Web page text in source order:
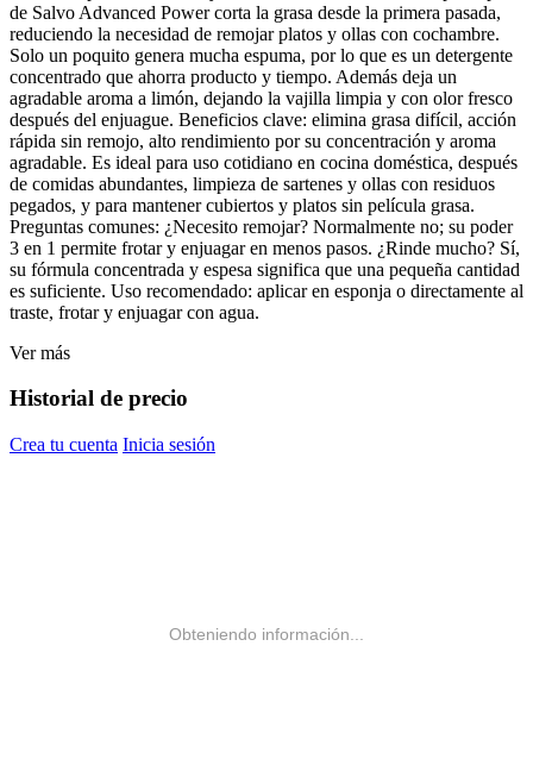
de Salvo Advanced Power corta la grasa desde la primera pasada,
reduciendo la necesidad de remojar platos y ollas con cochambre.
Solo un poquito genera mucha espuma, por lo que es un detergente
concentrado que ahorra producto y tiempo. Además deja un
agradable aroma a limón, dejando la vajilla limpia y con olor fresco
después del enjuague. Beneficios clave: elimina grasa difícil, acción
rápida sin remojo, alto rendimiento por su concentración y aroma
agradable. Es ideal para uso cotidiano en cocina doméstica, después
de comidas abundantes, limpieza de sartenes y ollas con residuos
pegados, y para mantener cubiertos y platos sin película grasa.
Preguntas comunes: ¿Necesito remojar? Normalmente no; su poder
3 en 1 permite frotar y enjuagar en menos pasos. ¿Rinde mucho? Sí,
su fórmula concentrada y espesa significa que una pequeña cantidad
es suficiente. Uso recomendado: aplicar en esponja o directamente al
traste, frotar y enjuagar con agua.
Ver más
Historial de precio
Crea tu cuenta Inicia sesión
Obteniendo información...